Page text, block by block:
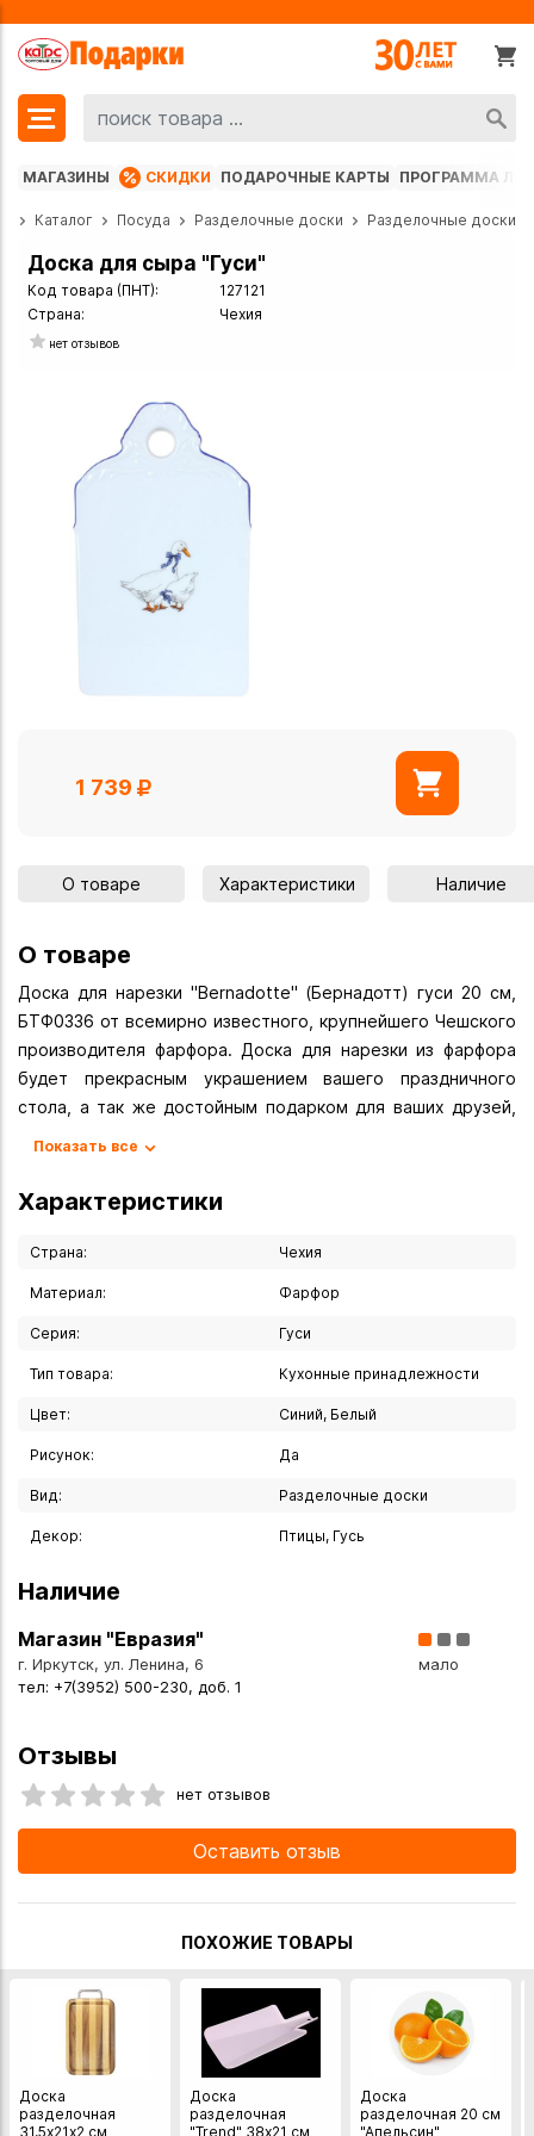
МАГАЗИНЫ СКИДКИ ПОДАРОЧНЫЕ КАРТЫ ПРОГРАММА
Каталог Посуда Разделочные доски Разделочные доски
Доска для сыра "Гуси"
Код товара (ПНТ):
127121
Страна:
Чехия
нет отзывов
1 739
О товаре Характеристики Наличие
О товаре
Доска для нарезки "Bernadotte" (Бернадотт) гуси 20 см,
БТФ0336 от всемирно известного, крупнейшего Чешского
производителя фарфора. Доска для нарезки из фарфора
будет прекрасным украшением вашего праздничного
стола, а так же достойным подарком для ваших друзей,
Все изделия изготовлены на современном оборудовании,
с использованием более чем двухвековых традиций
старых мастеров. Высокое качество и уникальный дизайн
производстве посуды из высококачественного Чешского
фарфора. Вся посуда из Чешского фарфора
сертифицирована по Европейским и Российским
ниже магазинах в Иркутске и в Ангарске, а также сделать
заказ в интернет-магазине с доставкой курьером по
Иркутску или транспортной компанией по всей России.
Показать все
Характеристики
Страна: Чехия
Материал: Фарфор
Серия: Гуси
Тип товара: Кухонные принадлежности
Цвет: Синий, Белый
Рисунок: Да
Вид: Разделочные доски
Декор: Птицы, Гусь
Наличие
Магазин "Евразия"
г. Иркутск, ул. Ленина, 6
тел: +7(3952) 500-230, доб. 1
мало
Отзывы
нет отзывов
Оставить отзыв
ПОХОЖИЕ ТОВАРЫ
Доска
разделочная
31,5х21х2 см
Доска
разделочная
"Trend" 38х21 см
Доска
разделочная 20 см
"Апельсин"